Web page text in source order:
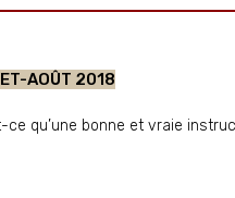
AOÛT 2018
ce qu’une bonne et vraie